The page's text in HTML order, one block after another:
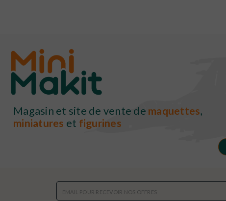
Magasin et site de vente de maquettes,
miniatures et figurines